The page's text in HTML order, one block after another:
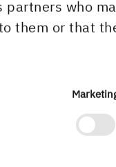
partners who
them or that